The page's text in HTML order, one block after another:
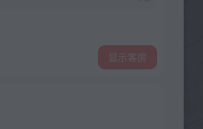
显示客房